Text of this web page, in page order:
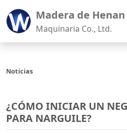
Madera de Henan
Maquinaria Co., Ltd.
Noticias
¿CÓMO INICIAR UN
PARA NARGUILE?